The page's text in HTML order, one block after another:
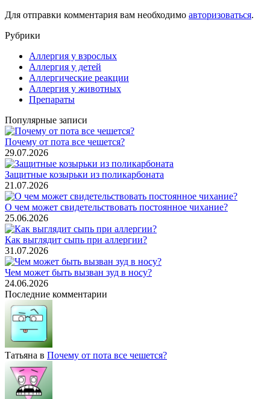
Для отправки комментария вам необходимо авторизоваться.
Рубрики
Аллергия у взрослых
Аллергия у детей
Аллергические реакции
Аллергия у животных
Препараты
Популярные записи
Почему от пота все чешется?
29.07.2026
Защитные козырьки из поликарбоната
21.07.2026
О чем может свидетельствовать постоянное чихание?
25.06.2026
Как выглядит сыпь при аллергии?
31.07.2026
Чем может быть вызван зуд в носу?
24.06.2026
Последние комментарии
Татьяна в Почему от пота все чешется?